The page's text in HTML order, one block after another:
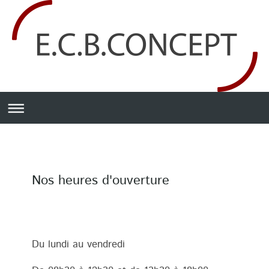
Nos heures d'ouverture
Du lundi au vendredi